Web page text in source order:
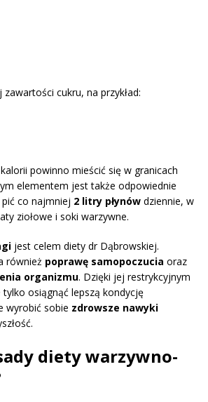
cukru, na przykład:
powinno mieścić się w granicach
elementem jest także odpowiednie
co najmniej 2 litry płynów dziennie, w
ziołowe i soki warzywne.
jest celem diety dr Dąbrowskiej.
również poprawę samopoczucia oraz
organizmu. Dzięki jej restrykcyjnym
osiągnąć lepszą kondycję
wyrobić sobie zdrowsze nawyki
diety warzywno-